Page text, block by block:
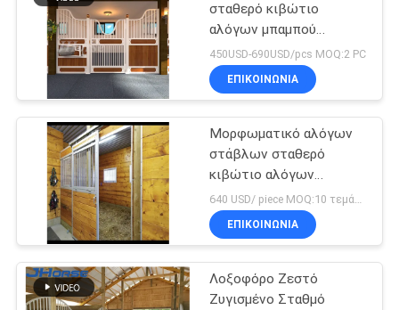
σταθερό κιβώτιο
αλόγων μπαμπού
μορφωματικό που
προκατασκευάζεται
450USD-690USD/pcs MOQ:2 PC
ΕΠΙΚΟΙΝΩΝΙΑ
Μορφωματικό αλόγων
στάβλων σταθερό
κιβώτιο αλόγων
εξαρτήσεων αερισμένο
πλευρά με τη μακράς
διαρκείας συρόμενη
ΕΠΙΚΟΙΝΩΝΙΑ
Λοξοφόρο Ζεστό
Ζυγισμένο Σταθμό